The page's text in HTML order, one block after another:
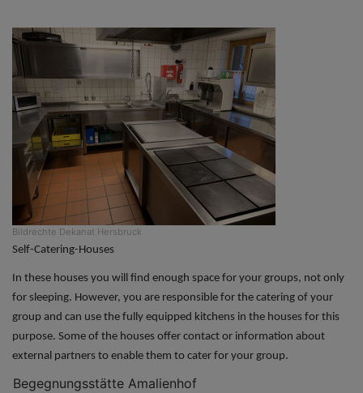
Bildrechte Dekanat Hersbruck
Self-Catering-Houses
In these houses you will find enough space for your groups, not only
for sleeping. However, you are responsible for the catering of your
group and can use the fully equipped kitchens in the houses for this
purpose. Some of the houses offer contact or information about
external partners to enable them to cater for your group.
Begegnungsstätte Amalienhof